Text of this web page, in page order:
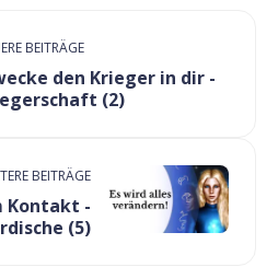
BEITRÄGE
den Krieger in dir -
(2)
BEITRÄGE
Kontakt -
(5)